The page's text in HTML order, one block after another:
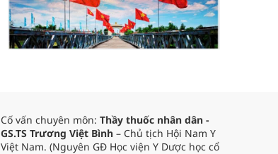
Cố vấn chuyên môn: Thầy thuốc nhân dân -
GS.TS Trương Việt Bình – Chủ tịch Hội Nam Y
Việt Nam. (Nguyên GĐ Học viện Y Dược học cổ